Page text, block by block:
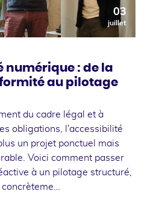
03
juillet
numérique : de la
au pilotage
du cadre légal et à
obligations, l'accessibilité
un projet ponctuel mais
Voici comment passer
à un pilotage structuré,